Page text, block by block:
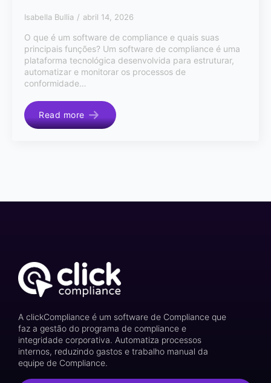
Isabella Bullia abril 14, 2026
O que é um software de compliance e quais suas
principais funções? Um software de compliance é uma
plataforma tecnológica desenvolvida para estruturar,
automatizar e monitorar os processos de
conformidade…
Read more
A clickCompliance é um software de Compliance que
faz a gestão do programa de compliance e
integridade corporativa. Automatiza processos
internos, reduzindo gastos e trabalho manual da
equipe de Compliance.